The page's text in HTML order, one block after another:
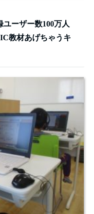
ーザー数100万人
教材あげちゃうキ